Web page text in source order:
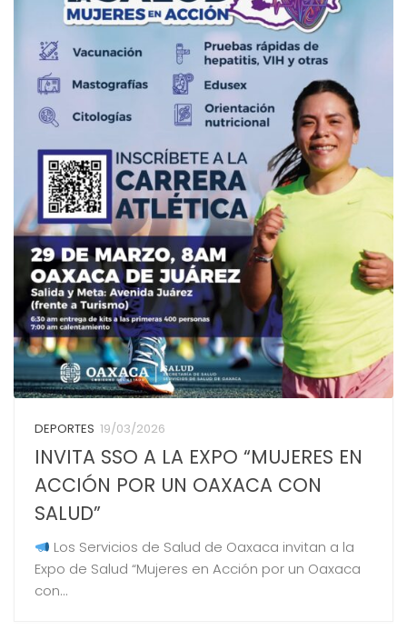
DEPORTES 19/03/2026
INVITA SSO A LA EXPO “MUJERES EN
ACCIÓN POR UN OAXACA CON
SALUD”
Los Servicios de Salud de Oaxaca invitan a la
Expo de Salud “Mujeres en Acción por un Oaxaca
con...